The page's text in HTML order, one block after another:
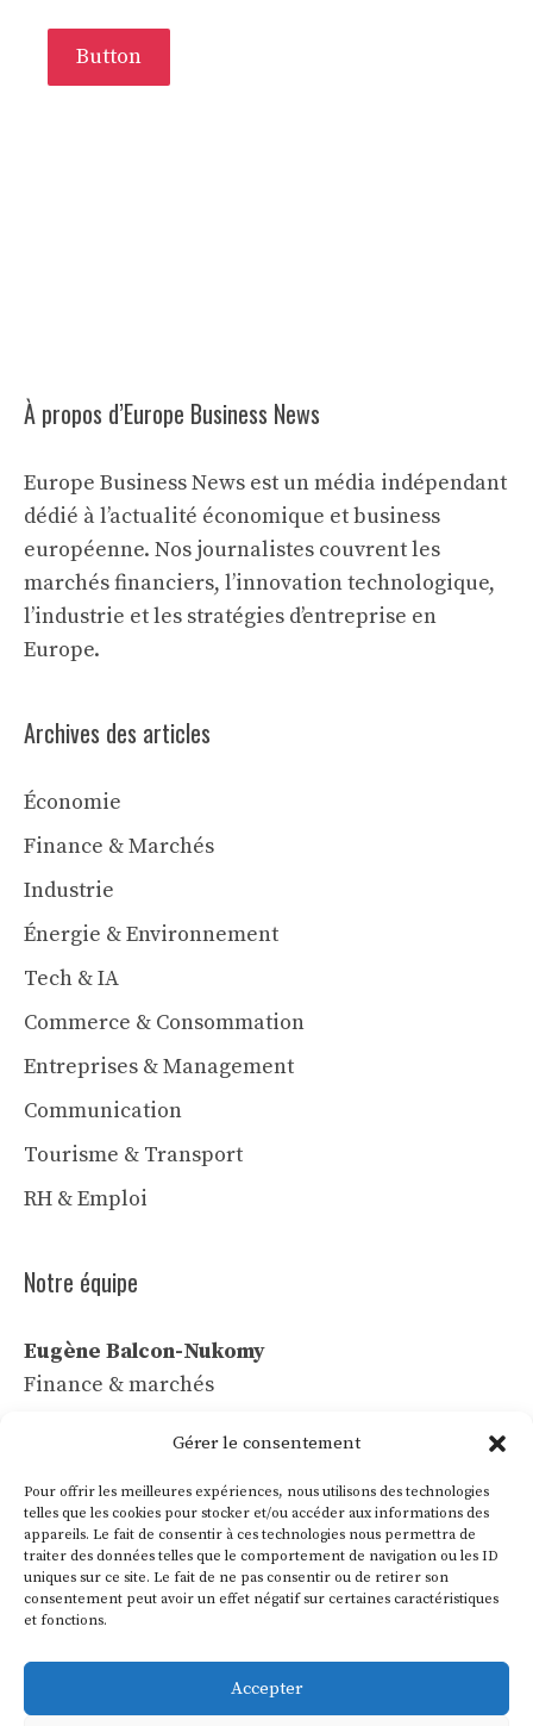
Gérer le consentement
Pour offrir les meilleures expériences, nous utilisons des technologies
telles que les cookies pour stocker et/ou accéder aux informations des
appareils. Le fait de consentir à ces technologies nous permettra de
traiter des données telles que le comportement de navigation ou les ID
uniques sur ce site. Le fait de ne pas consentir ou de retirer son
consentement peut avoir un effet négatif sur certaines caractéristiques
et fonctions.
Accepter
Button
À propos d’Europe Business News
Europe Business News est un média indépendant
dédié à l’actualité économique et business
européenne. Nos journalistes couvrent les
marchés financiers, l’innovation technologique,
l’industrie et les stratégies d’entreprise en
Europe.
Archives des articles
Économie
Finance & Marchés
Industrie
Énergie & Environnement
Tech & IA
Commerce & Consommation
Entreprises & Management
Communication
Tourisme & Transport
RH & Emploi
Notre équipe
Eugène Balcon-Nukomy
Finance & marchés
Céline Vaubert
Léa Voss
Commerce & communication
Roland Villon
Industrie & énergie
Marie Lakanal
Ressources humaines